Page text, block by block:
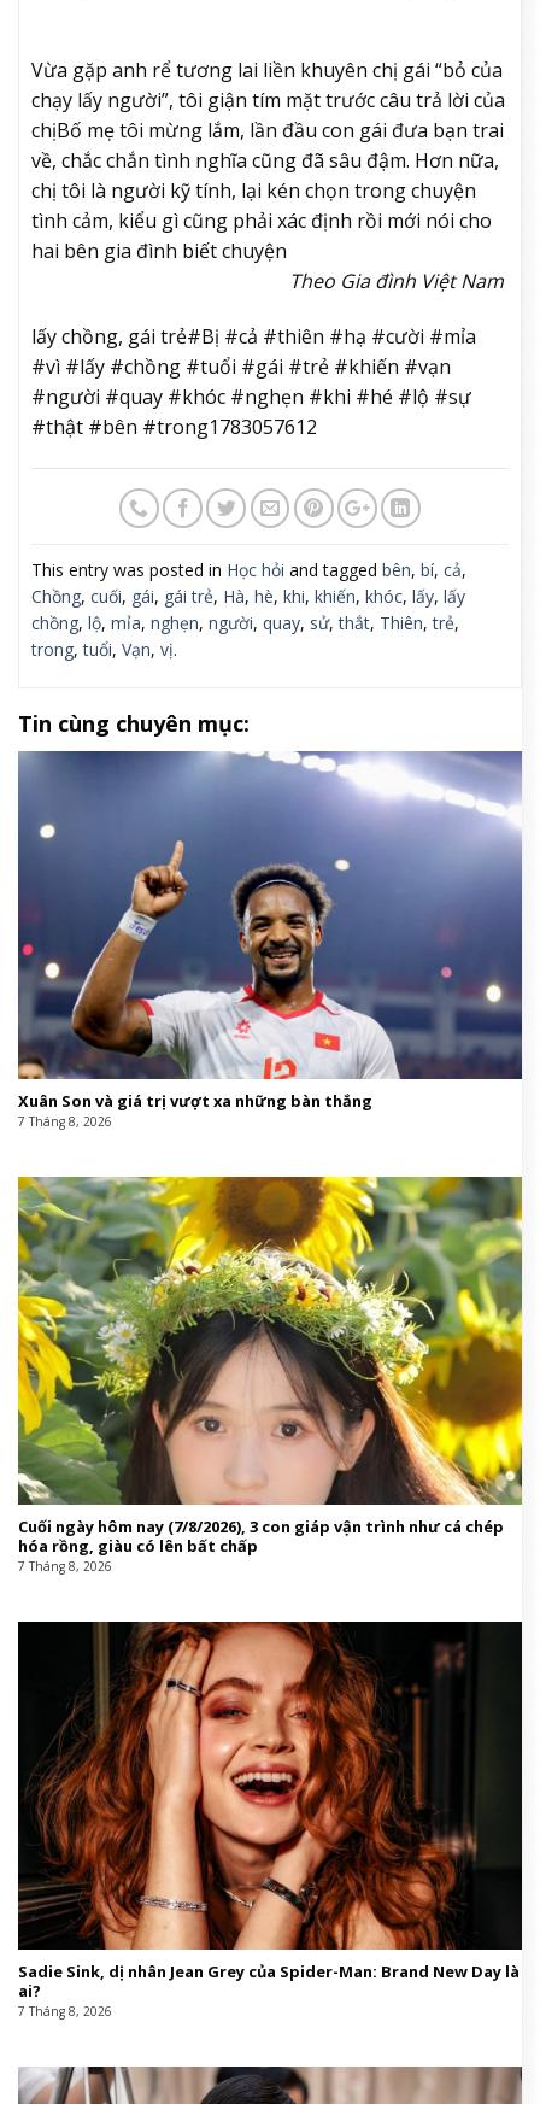
Vừa gặp anh rể tương lai liền khuyên chị gái “bỏ của
chạy lấy người”, tôi giận tím mặt trước câu trả lời của
chịBố mẹ tôi mừng lắm, lần đầu con gái đưa bạn trai
về, chắc chắn tình nghĩa cũng đã sâu đậm. Hơn nữa,
chị tôi là người kỹ tính, lại kén chọn trong chuyện
tình cảm, kiểu gì cũng phải xác định rồi mới nói cho
hai bên gia đình biết chuyện
Theo Gia đình Việt Nam
lấy chồng, gái trẻ#Bị #cả #thiên #hạ #cười #mỉa
#vì #lấy #chồng #tuổi #gái #trẻ #khiến #vạn
#người #quay #khóc #nghẹn #khi #hé #lộ #sự
#thật #bên #trong1783057612
This entry was posted in Học hỏi and tagged bên, bí, cả,
Chồng, cuối, gái, gái trẻ, Hà, hè, khi, khiến, khóc, lấy, lấy
chồng, lộ, mỉa, nghẹn, người, quay, sử,thắt, Thiên,trẻ,
trong,tuổi, Vạn, vị.
Tin cùng chuyên mục:
Xuân Son và giá trị vượt xa những bàn thắng
7 Tháng 8, 2026
Cuối ngày hôm nay (7/8/2026), 3 con giáp vận trình như cá chép
hóa rồng, giàu có lên bất chấp
7 Tháng 8, 2026
Sadie Sink, dị nhân Jean Grey của Spider-Man: Brand New Day là
ai?
7 Tháng 8, 2026